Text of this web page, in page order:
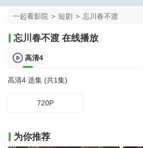
一起看影院 > 短剧 > 忘川春不渡
忘川春不渡 在线播放
高清4
高清4 选集 (共1集)
720P
为你推荐